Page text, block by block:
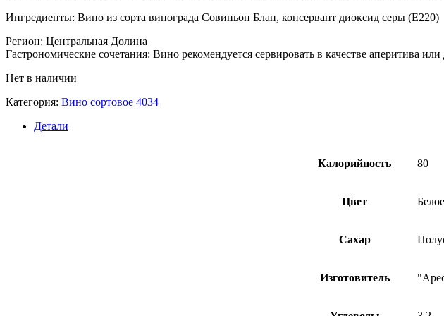
Ингредиенты: Вино из сорта винограда Совиньон Блан, консервант диоксид серы (Е220)
Регион: Центральная Долина
Гастрономические сочетания: Вино рекомендуется сервировать в качестве аперитива
Нет в наличии
Категория: Вино сортовое 4034
Детали
Калорийность 80
Цвет Белое
Сахар
Изготовитель